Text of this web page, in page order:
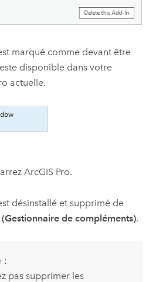
marqué comme devant être
disponible dans votre
actuelle.
ArcGIS Pro.
désinstallé et supprimé de
de compléments).
:
pas supprimer les